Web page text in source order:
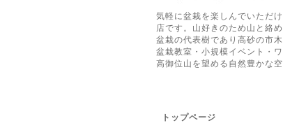
気軽に盆栽を楽しんでいただ
店です。山好きのため山と絡
盆栽の代表樹であり高砂の市
盆栽教室・小規模イベント・
高御位山を望める自然豊かな
トップページ